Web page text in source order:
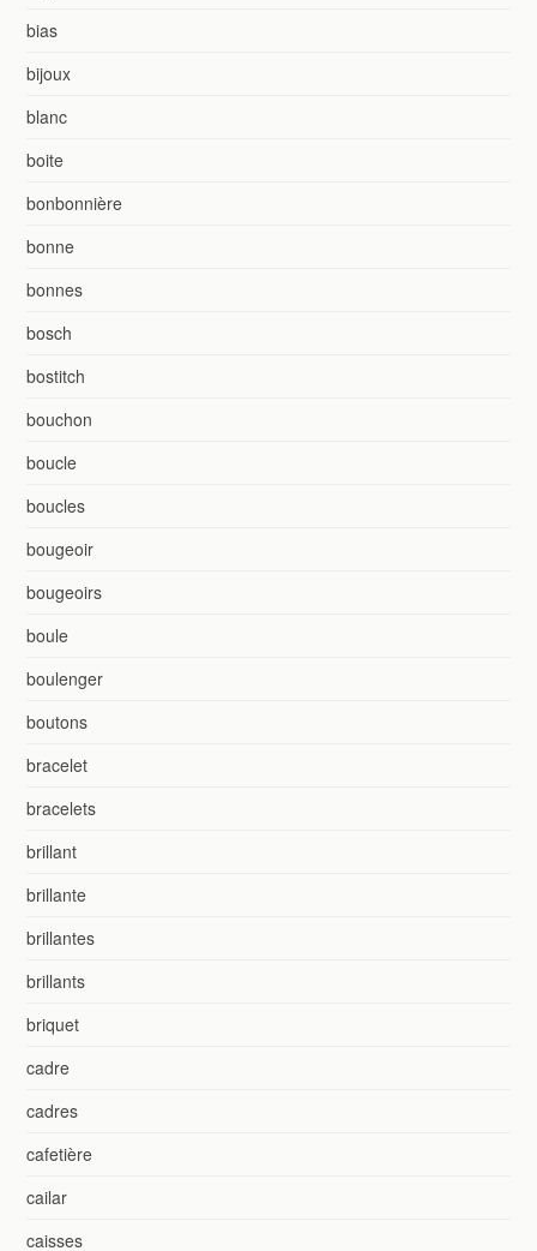
bias
bijoux
blanc
boite
bonbonnière
bonne
bonnes
bosch
bostitch
bouchon
boucle
boucles
bougeoir
bougeoirs
boule
boulenger
boutons
bracelet
bracelets
brillant
brillante
brillantes
brillants
briquet
cadre
cadres
cafetière
cailar
caisses